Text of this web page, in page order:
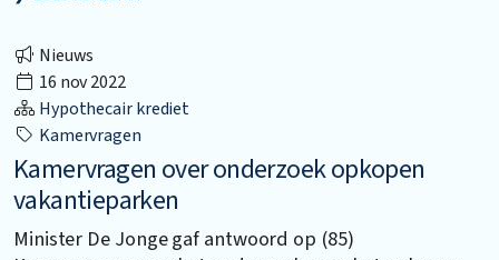
Nieuws
16 nov 2022
Hypothecair krediet
Kamervragen
Kamervragen over onderzoek opkopen
vakantieparken
Minister De Jonge gaf antwoord op (85)